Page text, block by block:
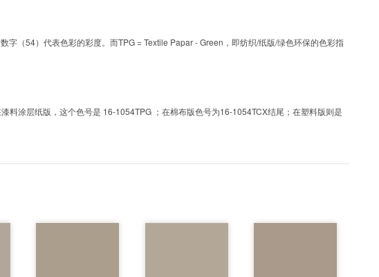
（54）代表色彩的彩度。而TPG = Textile Papar - Green，即纺织/纸版/绿色环保的色彩指
涂层纸版，这个色号是 16-1054TPG ；在棉布版色号为16-1054TCX结尾；在塑料版则是